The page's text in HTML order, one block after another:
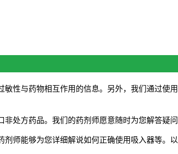
性与药物相互作用的信息。另外，我们通过使
处方药品。我们的药剂师愿意随时为您解答疑
师能够为您详细解说如何正确使用吸入器等。